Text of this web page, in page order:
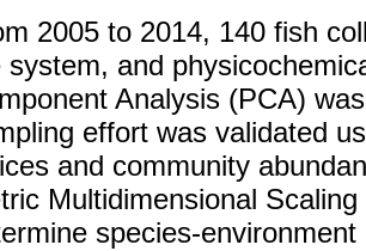
2005 to 2014, 140 fish
system, and
Analysis (PCA)
effort was validated
and community
Multidimensional
species-